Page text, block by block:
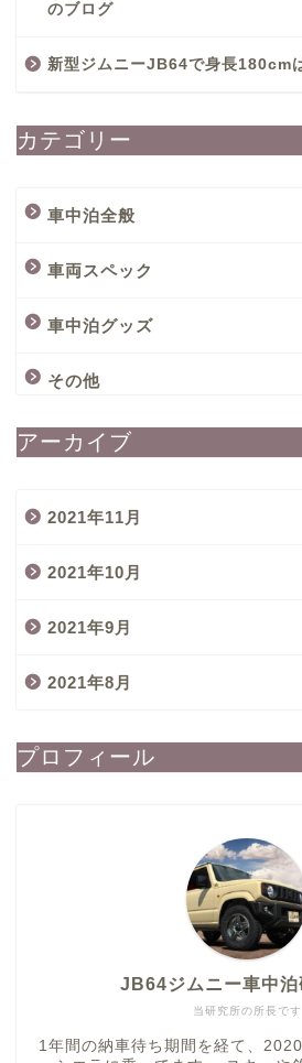
のブログ
新型ジムニーJB64で身長180cm
カテゴリー
車中泊全般
車両スペック
車中泊グッズ
その他
アーカイブ
2021年11月
2021年10月
2021年9月
2021年8月
プロフィール
当研究所の所長です
JB64ジムニー車中泊
1年間の納車待ち期間を経て、